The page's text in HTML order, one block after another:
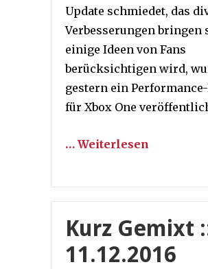
Update schmiedet, das
Verbesserungen bringen
einige Ideen von Fans
berücksichtigen wird,
gestern ein
für Xbox One
… Weiterlesen
Kurz Gemixt
11.12.2016